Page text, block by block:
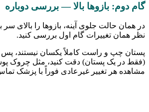
بازوها بالا — بررسی دوباره
حالت جلوی آینه، بازوها را بالای سر ببرید و
تغییرات گام اول بررسی کنید.
و راست کاملاً یکسان نیستند، پس به
یک پستان) دقت کنید، مثل چروک پوست یا
هر تغییر غیرعادی فوراً با پزشک تماس بگیرید.